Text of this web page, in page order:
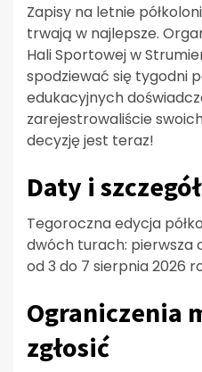
Zapisy na letnie
trwają w najlepsze.
Hali Sportowej w
spodziewać się tygodni
edukacyjnych
zarejestrowaliście
decyzję jest teraz!
Daty i
Tegoroczna edycja
dwóch turach: pierwsza
od 3 do 7 sierpnia 2026
Ograniczenia
zgłosić